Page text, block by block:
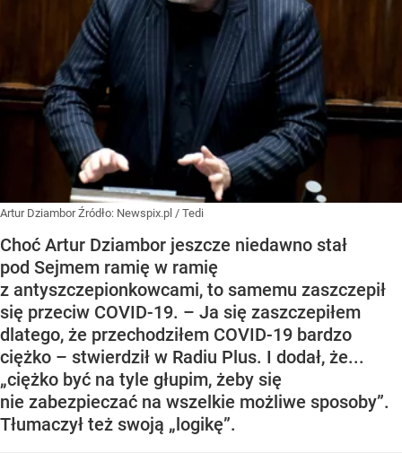
Artur DziamborŹródło: Newspix.pl / Tedi
Choć Artur Dziambor jeszcze niedawno stał
pod Sejmem ramię w ramię
z antyszczepionkowcami, to samemu zaszczepił
się przeciw COVID-19. – Ja się zaszczepiłem
dlatego, że przechodziłem COVID-19 bardzo
ciężko – stwierdził w Radiu Plus. I dodał, że...
„ciężko być na tyle głupim, żeby się
nie zabezpieczać na wszelkie możliwe sposoby”.
Tłumaczył też swoją „logikę”.